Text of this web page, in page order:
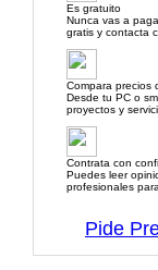
Es gratuito
Nunca vas a
gratis y contacta
Compara precios
Desde tu PC o
proyectos y
Contrata con
Puedes leer
profesionales
Pide